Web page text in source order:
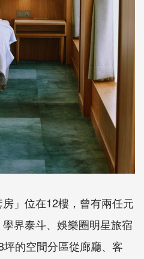
」位在12樓，曾有兩任元
界泰斗、娛樂圈明星旅宿
的空間分區從廊廳、客